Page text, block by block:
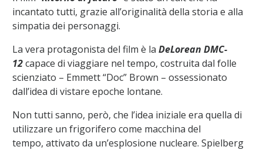
incantato tutti, grazie all’originalità della storia e alla
simpatia dei personaggi.
La vera protagonista del film è la DeLorean DMC-
12capace di viaggiare nel tempo, costruita dal folle
scienziato – Emmett“Doc” Brown – ossessionato
dall’idea di vistare epoche lontane.
Non tutti sanno, però, che l’idea iniziale era quella di
utilizzare un frigorifero come macchina del
tempo, attivato da un’esplosione nucleare. Spielberg